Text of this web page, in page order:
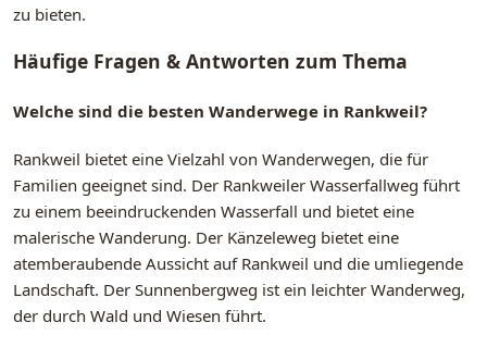
zu bieten.
Häufige Fragen & Antworten zum Thema
Welche sind die besten Wanderwege in Rankweil?
Rankweil bietet eine Vielzahl von Wanderwegen, die für
Familien geeignet sind. Der Rankweiler Wasserfallweg führt
zu einem beeindruckenden Wasserfall und bietet eine
malerische Wanderung. Der Känzeleweg bietet eine
atemberaubende Aussicht auf Rankweil und die umliegende
Landschaft. Der Sunnenbergweg ist ein leichter Wanderweg,
der durch Wald und Wiesen führt.